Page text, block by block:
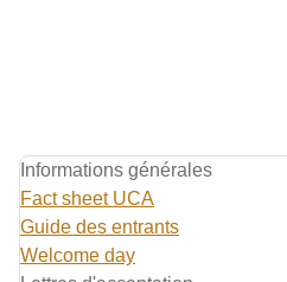
Informations générales
Fact sheet UCA
Guide des entrants
Welcome day